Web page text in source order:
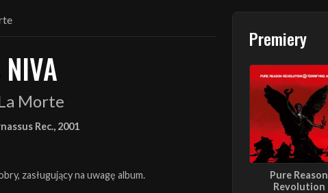
Morte
Rec., 2001
zasługujący na uwagę album.
Premiery
Pure Reason
Revolution